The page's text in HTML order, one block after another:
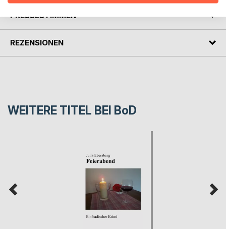
PRESSESTIMMEN
REZENSIONEN
WEITERE TITEL BEI BoD